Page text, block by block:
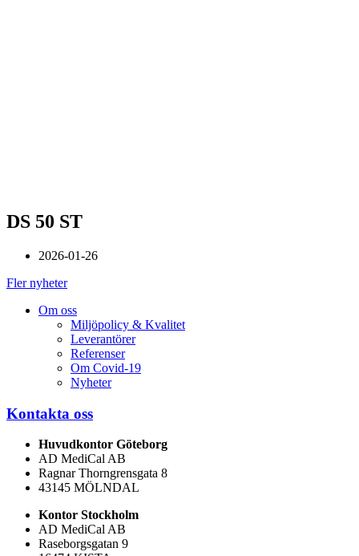
DS 50 ST
2026-01-26
Fler nyheter
Om oss
Miljöpolicy & Kvalitet
Leverantörer
Referenser
Om Covid-19
Nyheter
Kontakta oss
Huvudkontor Göteborg
AD MediCal AB
Ragnar Thorngrensgata 8
43145 MÖLNDAL
Kontor Stockholm
AD MediCal AB
Raseborgsgatan 9